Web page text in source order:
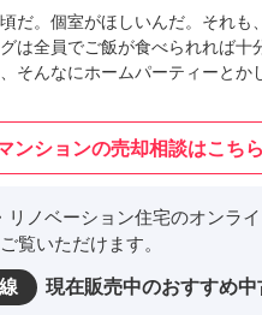
だ。個室がほしいんだ。それも
は全員でご飯が食べられれば十
そんなにホームパーティーとか
ンションの売却相談はこちら
ノベーション住宅のオンラ
覧いただけます。
現在販売中のおすすめ